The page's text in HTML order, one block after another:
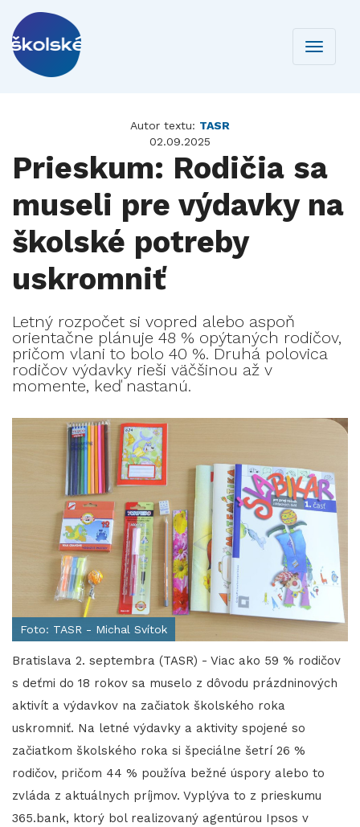
Toggle
Autor textu: TASR
02.09.2025
Prieskum: Rodičia sa
museli pre výdavky na
školské potreby
uskromniť
Letný rozpočet si vopred alebo aspoň
orientačne plánuje 48 % opýtaných rodičov,
pričom vlani to bolo 40 %. Druhá polovica
rodičov výdavky rieši väčšinou až v
momente, keď nastanú.
Foto: TASR - Michal Svítok
Bratislava 2. septembra (TASR) - Viac ako 59 % rodičov
s deťmi do 18 rokov sa muselo z dôvodu prázdninových
aktivít a výdavkov na začiatok školského roka
uskromniť. Na letné výdavky a aktivity spojené so
začiatkom školského roka si špeciálne šetrí 26 %
rodičov, pričom 44 % používa bežné úspory alebo to
zvláda z aktuálnych príjmov. Vyplýva to z prieskumu
365.bank, ktorý bol realizovaný agentúrou Ipsos v